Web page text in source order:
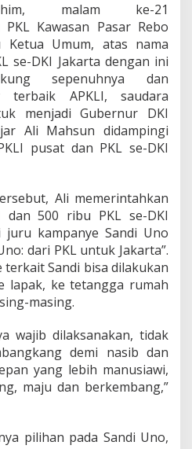
malam ke-21
Kawasan Pasar Rebo
Ketua Umum, atas nama
se-DKI Jakarta dengan ini
sepenuhnya dan
terbaik APKLI, saudara
menjadi Gubernur DKI
Ali Mahsun didampingi
pusat dan PKL se-DKI
Ali memerintahkan
dan 500 ribu PKL se-DKI
juru kampanye Sandi Uno
dari PKL untuk Jakarta”.
Sandi bisa dilakukan
lapak, ke tetangga rumah
masing.
wajib dilaksanakan, tidak
demi nasib dan
yang lebih manusiawi,
maju dan berkembang,”
pilihan pada Sandi Uno,